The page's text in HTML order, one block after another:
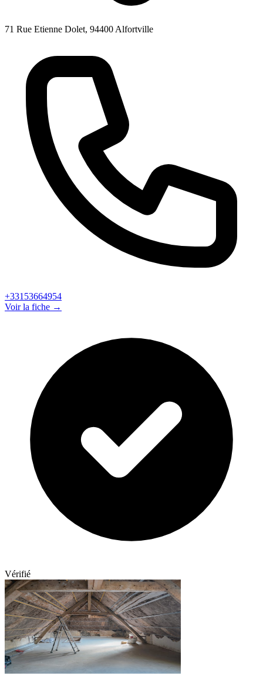
71 Rue Etienne Dolet, 94400 Alfortville
+33153664954
Voir la fiche →
Vérifié